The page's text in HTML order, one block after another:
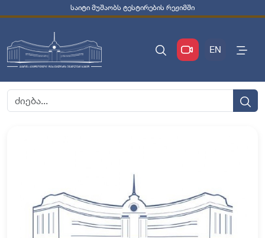
საიტი მუშაობს ტესტირების რეჟიმში
EN